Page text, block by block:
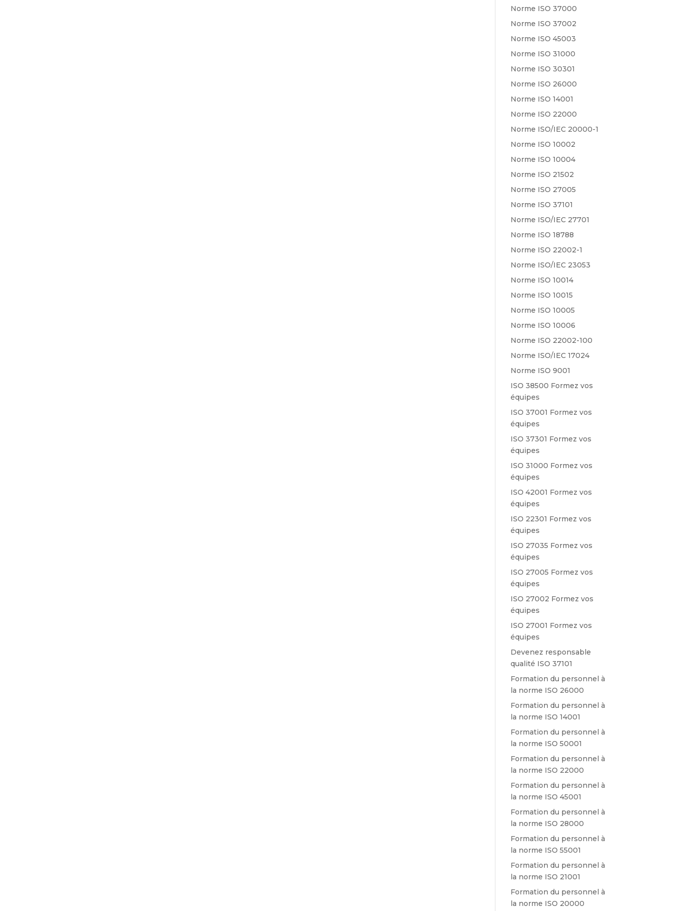
Norme ISO 37000
Norme ISO 37002
Norme ISO 45003
Norme ISO 31000
Norme ISO 30301
Norme ISO 26000
Norme ISO 14001
Norme ISO 22000
Norme ISO/IEC 20000-1
Norme ISO 10002
Norme ISO 10004
Norme ISO 21502
Norme ISO 27005
Norme ISO 37101
Norme ISO/IEC 27701
Norme ISO 18788
Norme ISO 22002-1
Norme ISO/IEC 23053
Norme ISO 10014
Norme ISO 10015
Norme ISO 10005
Norme ISO 10006
Norme ISO 22002-100
Norme ISO/IEC 17024
Norme ISO 9001
ISO 38500 Formez vos
équipes
ISO 37001 Formez vos
équipes
ISO 37301 Formez vos
équipes
ISO 31000 Formez vos
équipes
ISO 42001 Formez vos
équipes
ISO 22301 Formez vos
équipes
ISO 27035 Formez vos
équipes
ISO 27005 Formez vos
équipes
ISO 27002 Formez vos
équipes
ISO 27001 Formez vos
équipes
Devenez responsable
qualité ISO 37101
Formation du personnel à
la norme ISO 26000
Formation du personnel à
la norme ISO 14001
Formation du personnel à
la norme ISO 50001
Formation du personnel à
la norme ISO 22000
Formation du personnel à
la norme ISO 45001
Formation du personnel à
la norme ISO 28000
Formation du personnel à
la norme ISO 55001
Formation du personnel à
la norme ISO 21001
Formation du personnel à
la norme ISO 20000